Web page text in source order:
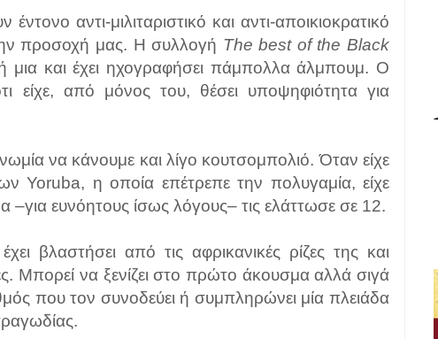
αντι-μιλιταριστικό και αντι-αποικιοκρατικό
προσοχή μας. Η συλλογή The best of the Black
και έχει ηχογραφήσει πάμπολλα άλμπουμ. Ο
είχε, από μόνος του, θέσει υποψηφιότητα για
να κάνουμε και λίγο κουτσομπολιό. Όταν είχε
Yoruba, η οποία επέτρεπε την πολυγαμία, είχε
–για ευνόητους ίσως λόγους– τις ελάττωσε σε 12.
βλαστήσει από τις αφρικανικές ρίζες της και
Μπορεί να ξενίζει στο πρώτο άκουσμα αλλά σιγά
που τον συνοδεύει ή συμπληρώνει μία πλειάδα